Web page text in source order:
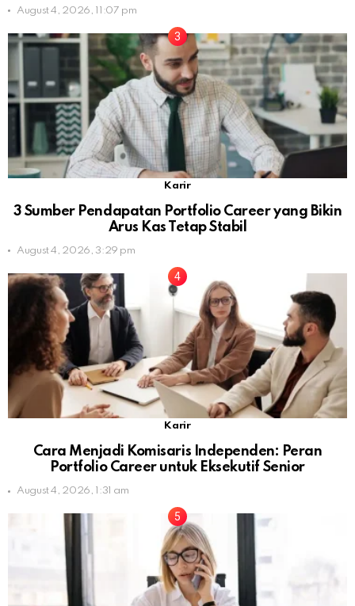
August 4, 2026, 11:07 pm
Karir
3 Sumber Pendapatan Portfolio Career yang Bikin
Arus Kas Tetap Stabil
August 4, 2026, 3:29 pm
Karir
Cara Menjadi Komisaris Independen: Peran
Portfolio Career untuk Eksekutif Senior
August 4, 2026, 1:31 am